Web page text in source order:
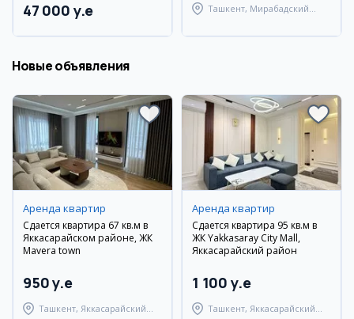
47 000 y.e
Ташкент, Мирабадский
Новые объявления
Аренда квартир
Сдается квартира 67 кв.м в
Яккасарайском районе, ЖК
Mavera town
950 y.e
Ташкент, Яккасарайский
Аренда квартир
Сдается квартира 95 кв.м в
ЖК Yakkasaray City Mall,
Яккасарайский район
1 100 y.e
Ташкент, Яккасарайский